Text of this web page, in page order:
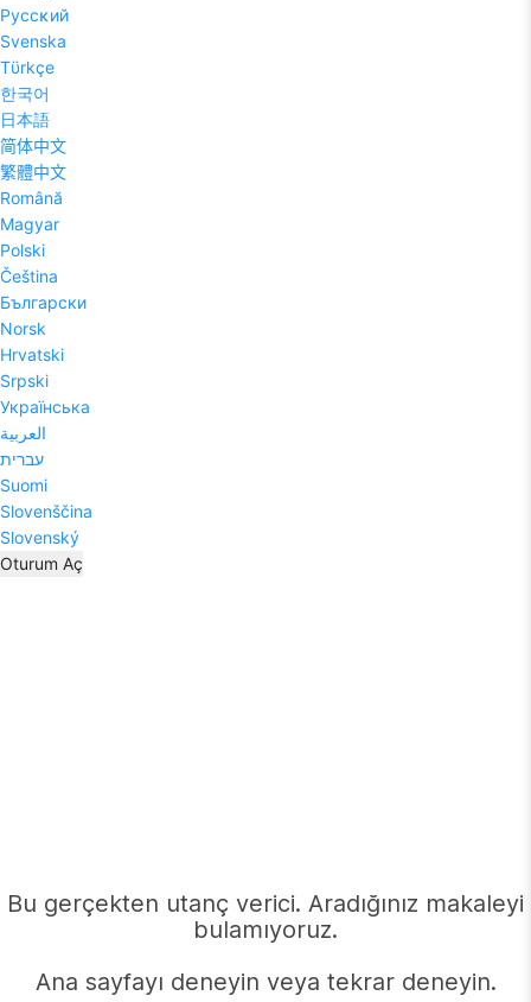
Pyccĸий
Svenska
Tϋrkçe
한국어
日本語
简体中文
繁體中文
Română
Magyar
Polski
Čeština
Български
Norsk
Hrvatski
Srpski
Українська
العربية
עברית
Suomi
Slovenščina
Slovenský
Oturum Aç
Bu gerçekten utanç verici. Aradığınız makaleyi
bulamıyoruz.
Ana sayfayı deneyin veya tekrar deneyin.